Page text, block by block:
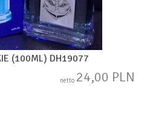
(100ML) DH19077
netto 24,00 PLN